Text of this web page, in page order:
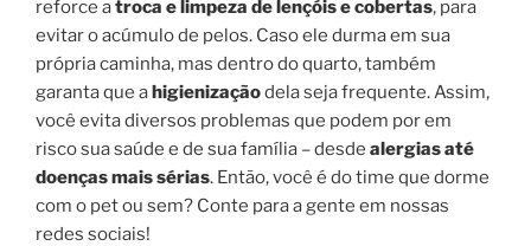
reforce atroca e limpeza de lençóis e cobertas, para
evitar o acúmulo de pelos. Caso ele durma em sua
própria caminha, mas dentro do quarto, também
garanta que ahigienizaçãodela seja frequente. Assim,
você evita diversos problemas que podem por em
risco sua saúde e de sua família – desde alergias até
doenças mais sérias. Então, você é do time que dorme
com o pet ou sem? Conte para a gente em nossas
redes sociais!